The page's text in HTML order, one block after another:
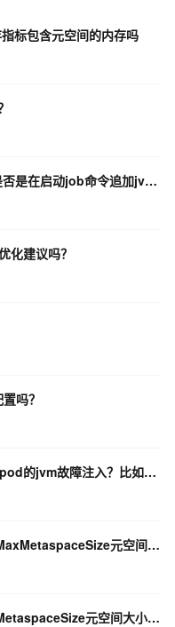
标包含元空间的内存吗
flink cdc的job可以开启gc日志吗？是否是在启动job命令追加jvm参数？
化建议吗？
吗？
麻烦问下，我用chaosblade如何实现pod的jvm故障注入？比如gc，oom，方法故障等
请问在java JVM性能调优参数中-XX:MaxMetaspaceSize元空间大小设置多少是合理
在java JVM性能调优参数中-XX:MaxMetaspaceSize元空间大小设置多少是合理的？